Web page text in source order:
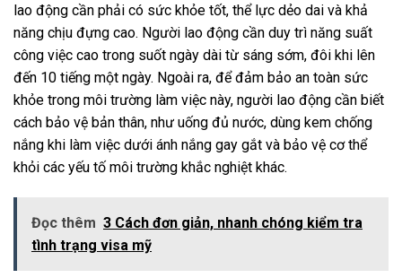
lao động cần phải có sức khỏe tốt, thể lực dẻo dai và khả
năng chịu đựng cao. Người lao động cần duy trì năng suất
công việc cao trong suốt ngày dài từ sáng sớm, đôi khi lên
đến 10 tiếng một ngày. Ngoài ra, để đảm bảo an toàn sức
khỏe trong môi trường làm việc này, người lao động cần biết
cách bảo vệ bản thân, như uống đủ nước, dùng kem chống
nắng khi làm việc dưới ánh nắng gay gắt và bảo vệ cơ thể
khỏi các yếu tố môi trường khắc nghiệt khác.
Đọc thêm 3 Cách đơn giản, nhanh chóng kiểm tra
tình trạng visa mỹ